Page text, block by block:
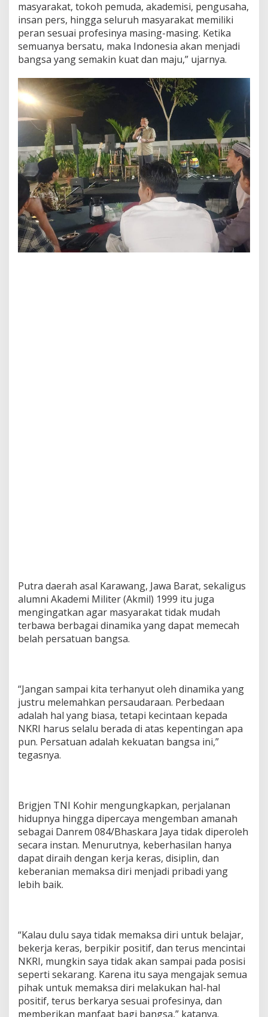
masyarakat, tokoh pemuda, akademisi, pengusaha,
insan pers, hingga seluruh masyarakat memiliki
peran sesuai profesinya masing-masing. Ketika
semuanya bersatu, maka Indonesia akan menjadi
bangsa yang semakin kuat dan maju,” ujarnya.
Putra daerah asal Karawang, Jawa Barat, sekaligus
alumni Akademi Militer (Akmil) 1999 itu juga
mengingatkan agar masyarakat tidak mudah
terbawa berbagai dinamika yang dapat memecah
belah persatuan bangsa.
“Jangan sampai kita terhanyut oleh dinamika yang
justru melemahkan persaudaraan. Perbedaan
adalah hal yang biasa, tetapi kecintaan kepada
NKRI harus selalu berada di atas kepentingan apa
pun. Persatuan adalah kekuatan bangsa ini,”
tegasnya.
Brigjen TNI Kohir mengungkapkan, perjalanan
hidupnya hingga dipercaya mengemban amanah
sebagai Danrem 084/Bhaskara Jaya tidak diperoleh
secara instan. Menurutnya, keberhasilan hanya
dapat diraih dengan kerja keras, disiplin, dan
keberanian memaksa diri menjadi pribadi yang
lebih baik.
“Kalau dulu saya tidak memaksa diri untuk belajar,
bekerja keras, berpikir positif, dan terus mencintai
NKRI, mungkin saya tidak akan sampai pada posisi
seperti sekarang. Karena itu saya mengajak semua
pihak untuk memaksa diri melakukan hal-hal
positif, terus berkarya sesuai profesinya, dan
memberikan manfaat bagi bangsa,” katanya.